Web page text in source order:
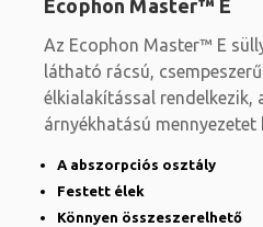
Ecophon Master™ E
Az Ecophon Master™ E
látható rácsú, csempeszerű
élkialakítással rendelkezik,
árnyékhatású mennyezetet
A abszorpciós osztály
Festett élek
Könnyen összeszerelhető